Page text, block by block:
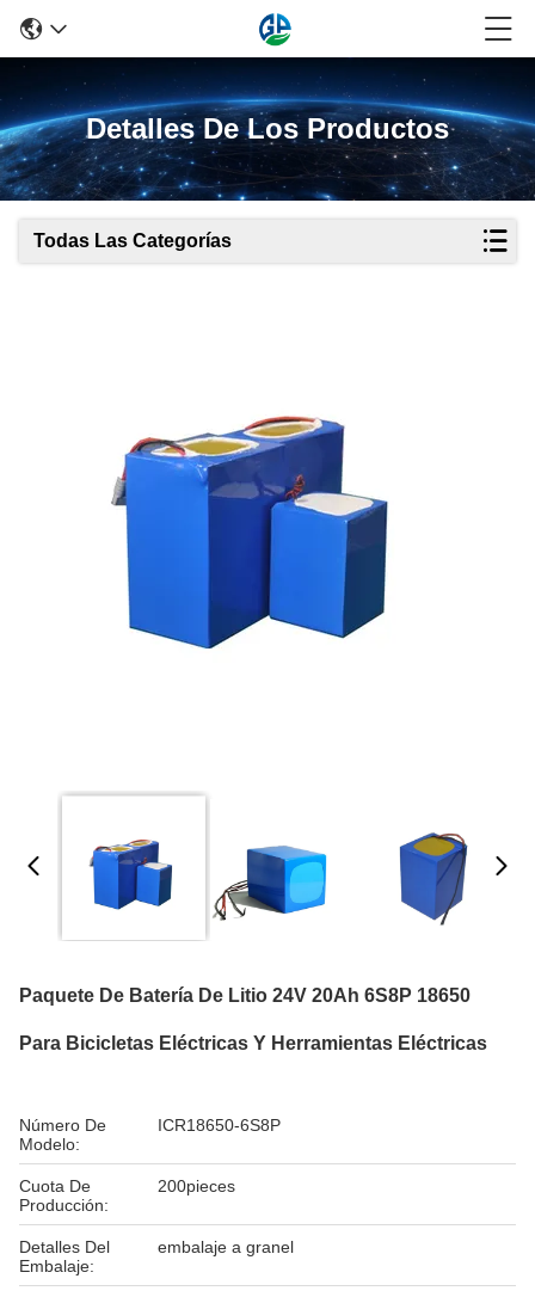
Detalles De Los Productos
Todas Las Categorías
Paquete De Batería De Litio 24V 20Ah 6S8P 18650
Para Bicicletas Eléctricas Y Herramientas Eléctricas
Número De
Modelo:
ICR18650-6S8P
Cuota De
Producción:
200pieces
Detalles Del
Embalaje:
embalaje a granel